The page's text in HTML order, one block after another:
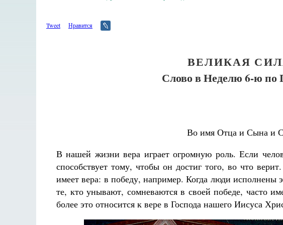
Tweet Нравится
ВЕЛИКАЯ
Слово в Неделю 6-ю по
Во имя Отца и Сына и
В нашей жизни вера играет огромную роль. Если
способствует тому, чтобы он достиг того, во что
имеет вера: в победу, например. Когда люди
те, кто унывают, сомневаются в своей победе, часто
более это относится к вере в Господа нашего Иисуса